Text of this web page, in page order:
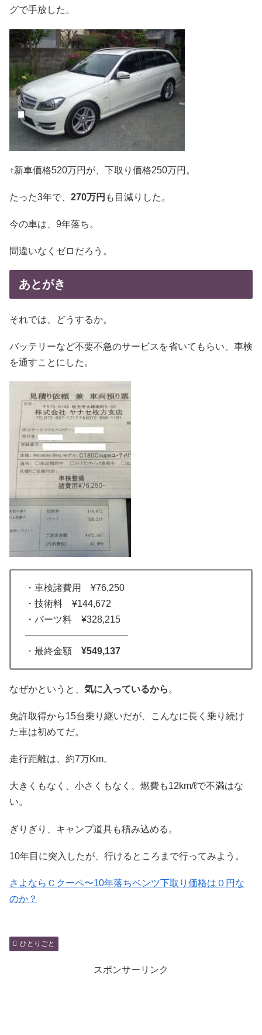
グで手放した。
↑新車価格520万円が、下取り価格250万円。
たった3年で、 270万円 も目減りした。
今の車は、9年落ち。
間違いなくゼロだろう。
あとがき
それでは、どうするか。
バッテリーなど不要不急のサービスを省いてもらい、車検
を通すことにした。
・車検諸費用 ¥76,250
・技術料 ¥144,672
・パーツ料 ¥328,215
———————————
・最終金額 ¥549,137
なぜかというと、 気に入っているから 。
免許取得から15台乗り継いだが、こんなに長く乗り続け
た車は初めてだ。
走行距離は、約7万Km。
大きくもなく、小さくもなく、燃費も12km/ℓで不満はな
い。
ぎりぎり、キャンプ道具も積み込める。
10年目に突入したが、行けるところまで行ってみよう。
さよならＣクーペ〜10年落ちベンツ下取り価格は０円な
のか？
ひとりごと
スポンサーリンク